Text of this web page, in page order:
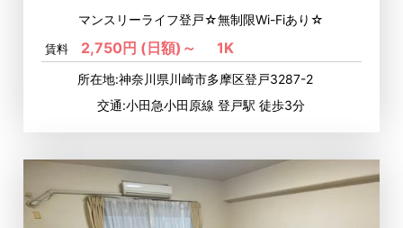
マンスリーライフ登戸☆無制限Wi-Fiあり☆
賃料 2,750円 (日額)～ 1K
所在地:神奈川県川崎市多摩区登戸3287-2
交通:小田急小田原線 登戸駅 徒歩3分